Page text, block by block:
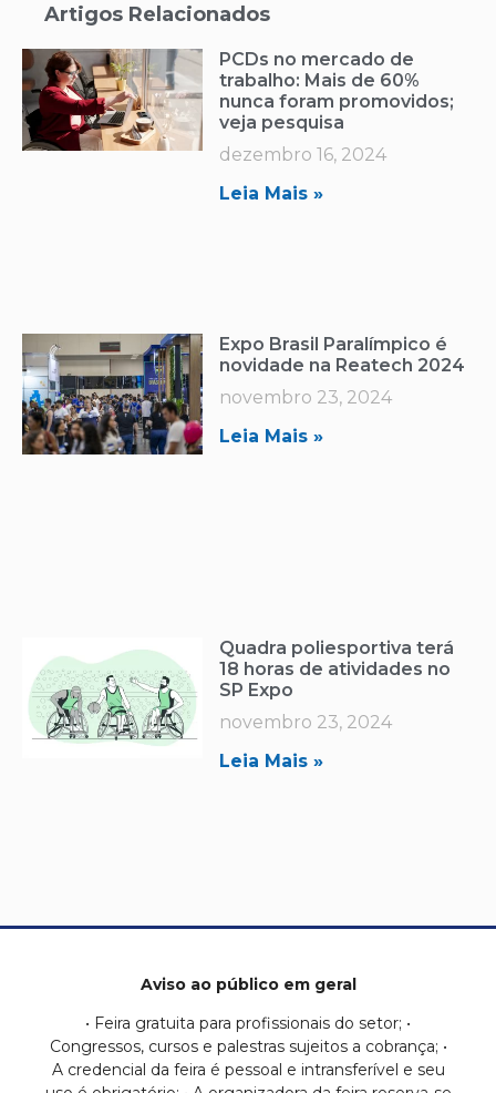
Artigos Relacionados
PCDs no mercado de
trabalho: Mais de 60%
nunca foram promovidos;
veja pesquisa
dezembro 16, 2024
Leia Mais »
Expo Brasil Paralímpico é
novidade na Reatech 2024
novembro 23, 2024
Leia Mais »
Quadra poliesportiva terá
18 horas de atividades no
SP Expo
novembro 23, 2024
Leia Mais »
Aviso ao público em geral
• Feira gratuita para profissionais do setor; •
Congressos, cursos e palestras sujeitos a cobrança; •
A credencial da feira é pessoal e intransferível e seu